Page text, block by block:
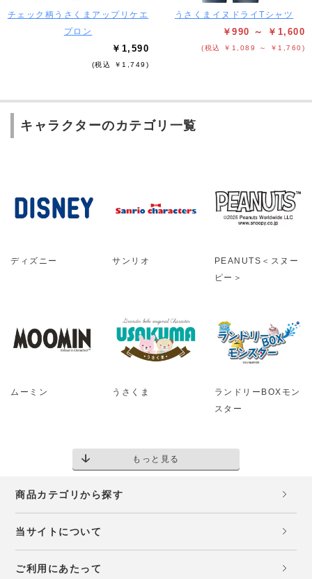
チェック柄うさくまアップリケエ
プロン
￥1,590
(税込 ￥1,749)
うさくまイヌドライTシャツ
￥990 ～ ￥1,600
(税込 ￥1,089 ～ ￥1,760)
キャラクターのカテゴリ一覧
ディズニー サンリオ
PEANUTS＜スヌー
ピー＞
ムーミン うさくま
ランドリーBOXモン
スター
もっと見る
商品カテゴリから探す
当サイトについて
ご利用にあたって